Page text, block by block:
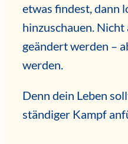
etwas findest, dann
hinzuschauen.
geändert werden –
werden.
Denn dein Leben
ständiger Kampf